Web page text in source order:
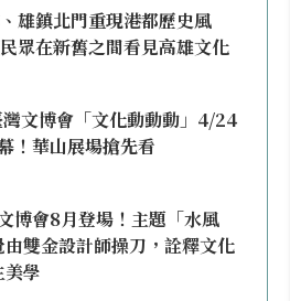
雄鎮北門重現港都歷史風
眾在新舊之間看見高雄文化
文博會「文化動動動」4/24
！華山展場搶先看
博會8月登場！主題「水風
雙金設計師操刀，詮釋文化
學